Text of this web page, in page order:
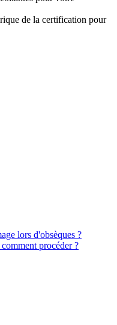
de la certification pour
lors d'obsèques ?
procéder ?